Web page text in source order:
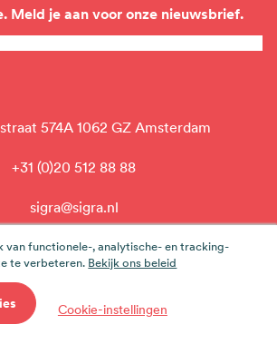
Meld je aan voor onze nieuwsbrief.
574A 1062 GZ Amsterdam
+31 (0)20 512 88 88
sigra@sigra.nl
linkedin
Sigra Cookieverklaring
van functionele-, analytische- en tracking-
te verbeteren. Bekijk ons beleid
Cookie-instellingen